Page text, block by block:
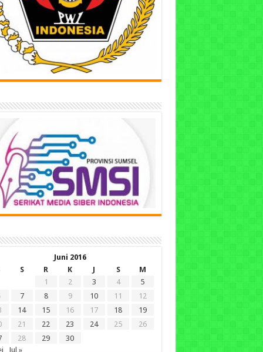
Juni 2016
S R K J S
M
1
2 3 4
5
7 8 9 10 11
12
14 15 16 17 18
19
21 22 23 24 25
26
28 29
30
Jul »